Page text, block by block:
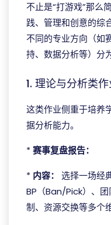
不止是“打游戏”那么
践、管理和创意的综
不同的专业方向（如
持、数据分析等）分
1. 理论与分析类
这类作业侧重于培养
据分析能力。
*赛事复盘报告：
* 内容：
选择一场经
BP（Ban/Pick）、
制、资源交换等多个